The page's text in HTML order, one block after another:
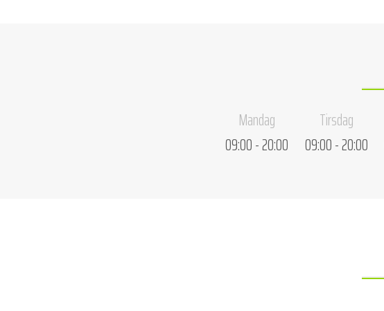
Mandag
09:00 - 20:00
Tirsdag
09:00 - 20:00